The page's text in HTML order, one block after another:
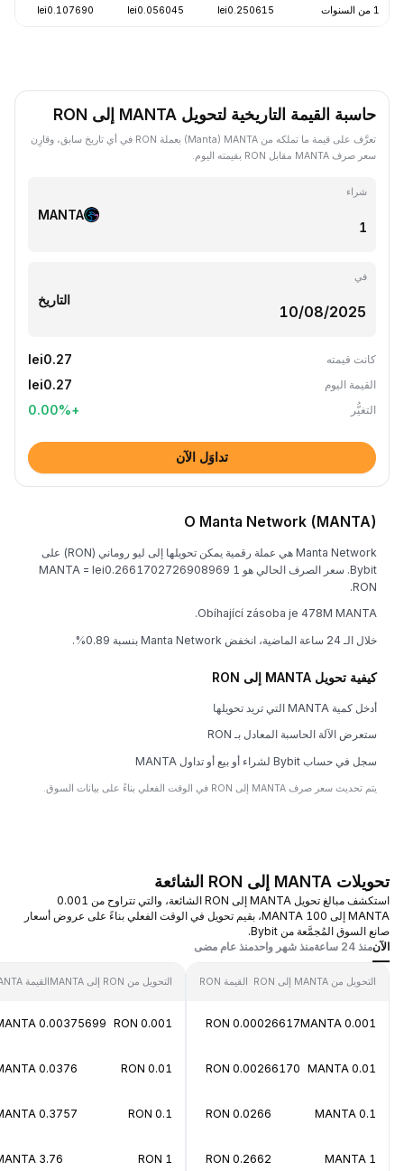
1 من السنوات lei0.250615
lei0.056045
lei0.107690
حاسبة القيمة التاريخية لتحويل MANTA إلى RON
تعرَّف على قيمة ما تملكه من MANTA ‏(Manta) بعملة RON في أي تاريخ سابق، وقارِن
سعر صرف MANTA مقابل RON بقيمته اليوم.
شراء
MANTA
في
التاريخ
كانت قيمته lei0.27
القيمة اليوم lei0.27
التغيُّر +
0.00%
تداوَل الآن
O Manta Network (MANTA)
Manta Network هي عملة رقمية يمكن تحويلها إلى ليو روماني (RON) على
Bybit. سعر الصرف الحالي هو 1 MANTA = lei0.2661702726908969
RON.
Obíhající zásoba je 478M MANTA.
خلال الـ 24 ساعة الماضية، انخفض Manta Network بنسبة 0.89%.
كيفية تحويل MANTA إلى RON
أدخل كمية MANTA التي تريد تحويلها
ستعرض الآلة الحاسبة المعادل بـ RON
سجل في حساب Bybit لشراء أو بيع أو تداول MANTA
يتم تحديث سعر صرف MANTA إلى RON في الوقت الفعلي بناءً على بيانات السوق.
تحويلات MANTA إلى RON الشائعة
استكشف مبالغ تحويل MANTA إلى RON الشائعة، والتي تتراوح من 0.001
MANTA إلى 100 MANTA، بقيم تحويل في الوقت الفعلي بناءً على عروض أسعار
صانع السوق المُجمَّعة من Bybit.
الآنمنذ 24 ساعة منذ شهر واحدمنذ عام مضى
التحويل من MANTA إلى RON القيمة RON
0.001 MANTA
0.00026617 RON
0.01 MANTA
0.00266170 RON
0.1 MANTA
0.0266 RON
1 MANTA
0.2662 RON
التحويل من RON إلى MANTA القيمة MANTA
0.001 RON
0.00375699 MANTA
0.01 RON
0.0376 MANTA
0.1 RON
0.3757 MANTA
1 RON
3.76 MANTA